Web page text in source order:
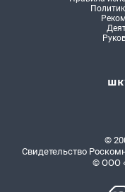
©
Свидетельство
© ООО